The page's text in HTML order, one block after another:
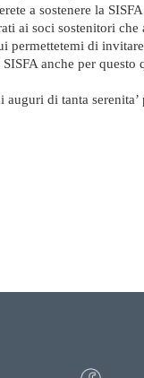
a sostenere la
ai soci sostenitori che
permettetemi di
anche per questo
di tanta